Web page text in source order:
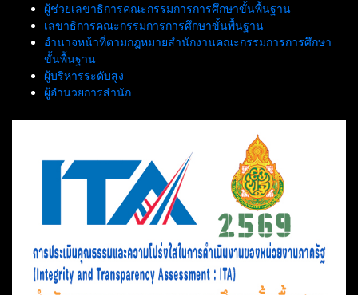
ผู้ช่วยเลขาธิการคณะกรรมการการศึกษาขั้นพื้นฐาน
เลขาธิการคณะกรรมการการศึกษาขั้นพื้นฐาน
อำนาจหน้าที่ตามกฎหมายสำนักงานคณะกรรมการการศึกษา
ขั้นพื้นฐาน
ผู้บริหารระดับสูง
ผู้อำนวยการสำนัก